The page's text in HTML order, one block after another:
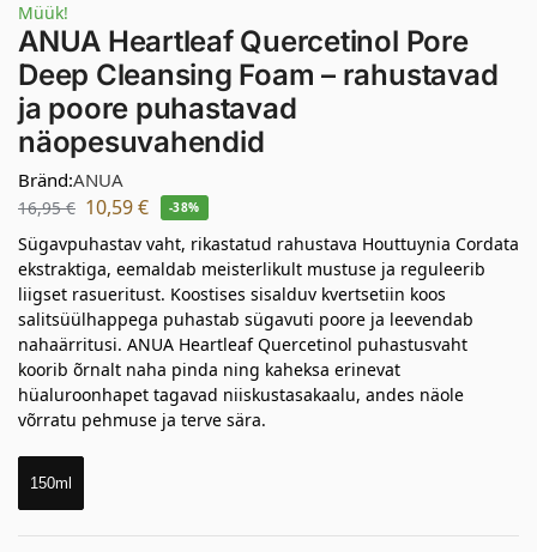
Müük!
ANUA Heartleaf Quercetinol Pore
Deep Cleansing Foam – rahustavad
ja poore puhastavad
näopesuvahendid
Bränd:ANUA
16,95€ 10,59€ -38%
Sügavpuhastav vaht, rikastatud rahustava Houttuynia Cordata
ekstraktiga, eemaldab meisterlikult mustuse ja reguleerib
liigset rasueritust. Koostises sisalduv kvertsetiin koos
salitsüülhappega puhastab sügavuti poore ja leevendab
nahaärritusi. ANUA Heartleaf Quercetinol puhastusvaht
koorib õrnalt naha pinda ning kaheksa erinevat
hüaluroonhapet tagavad niiskustasakaalu, andes näole
võrratu pehmuse ja terve sära.
150ml